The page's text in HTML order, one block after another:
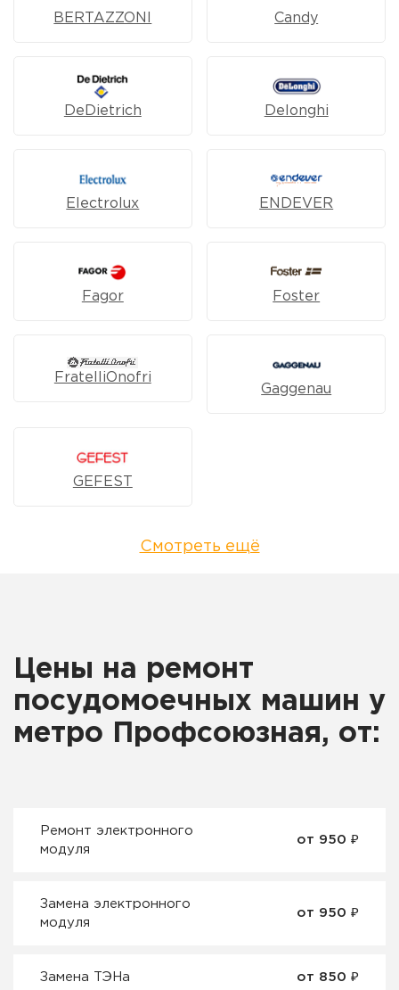
BERTAZZONI Candy
DeDietrich Delonghi
Electrolux ENDEVER
Fagor Foster
FratelliOnofri
Gaggenau
GEFEST
Смотреть ещё
Цены на ремонт
посудомоечных машин у
метро Профсоюзная, от:
Ремонт электронного
модуля
от 950 ₽
Замена электронного
модуля
от 950 ₽
Замена ТЭНа от 850 ₽